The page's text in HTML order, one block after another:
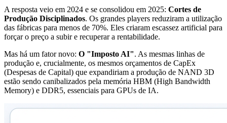
A resposta veio em 2024 e se consolidou em 2025: Cortes de
Produção Disciplinados. Os grandes players reduziram a utilização
das fábricas para menos de 70%. Eles criaram escassez artificial para
forçar o preço a subir e recuperar a rentabilidade.
Mas há um fator novo: O "Imposto AI". As mesmas linhas de
produção e, crucialmente, os mesmos orçamentos de CapEx
(Despesas de Capital) que expandiriam a produção de NAND 3D
estão sendo canibalizados pela memória HBM (High Bandwidth
Memory) e DDR5, essenciais para GPUs de IA.